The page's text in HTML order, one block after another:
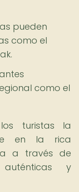
pueden
como el
como el
turistas la
en la rica
a través de
y